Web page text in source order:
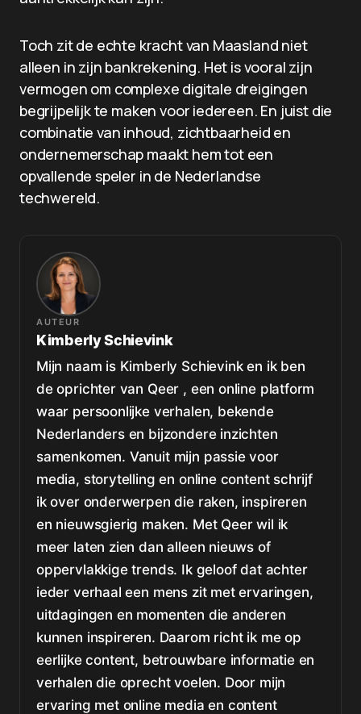
Toch zit de echte kracht van Maasland niet
alleen in zijn bankrekening. Het is vooral zijn
vermogen om complexe digitale dreigingen
begrijpelijk te maken voor iedereen. En juist die
combinatie van inhoud, zichtbaarheid en
ondernemerschap maakt hem tot een
opvallende speler in de Nederlandse
techwereld.
AUTEUR
Kimberly Schievink
Mijn naam is Kimberly Schievink en ik ben
de oprichter van Qeer , een online platform
waar persoonlijke verhalen, bekende
Nederlanders en bijzondere inzichten
samenkomen. Vanuit mijn passie voor
media, storytelling en online content schrijf
ik over onderwerpen die raken, inspireren
en nieuwsgierig maken. Met Qeer wil ik
meer laten zien dan alleen nieuws of
oppervlakkige trends. Ik geloof dat achter
ieder verhaal een mens zit met ervaringen,
uitdagingen en momenten die anderen
kunnen inspireren. Daarom richt ik me op
eerlijke content, betrouwbare informatie en
verhalen die oprecht voelen. Door mijn
ervaring met online media en content